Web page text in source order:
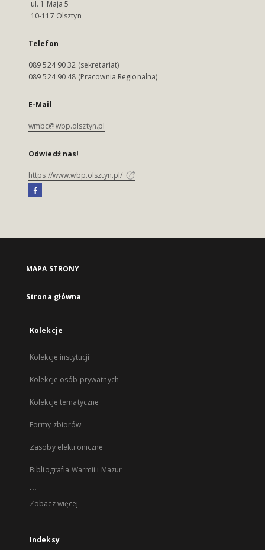
ul. 1 Maja 5
10-117 Olsztyn
Telefon
089 524 90 32 (sekretariat)
089 524 90 48 (Pracownia Regionalna)
E-Mail
wmbc@wbp.olsztyn.pl
Odwiedź nas!
https://www.wbp.olsztyn.pl/
MAPA STRONY
Strona główna
Kolekcje
Kolekcje instytucji
Kolekcje osób prywatnych
Kolekcje tematyczne
Formy zbiorów
Zasoby elektroniczne
Bibliografia Warmii i Mazur
...
Zobacz więcej
Indeksy